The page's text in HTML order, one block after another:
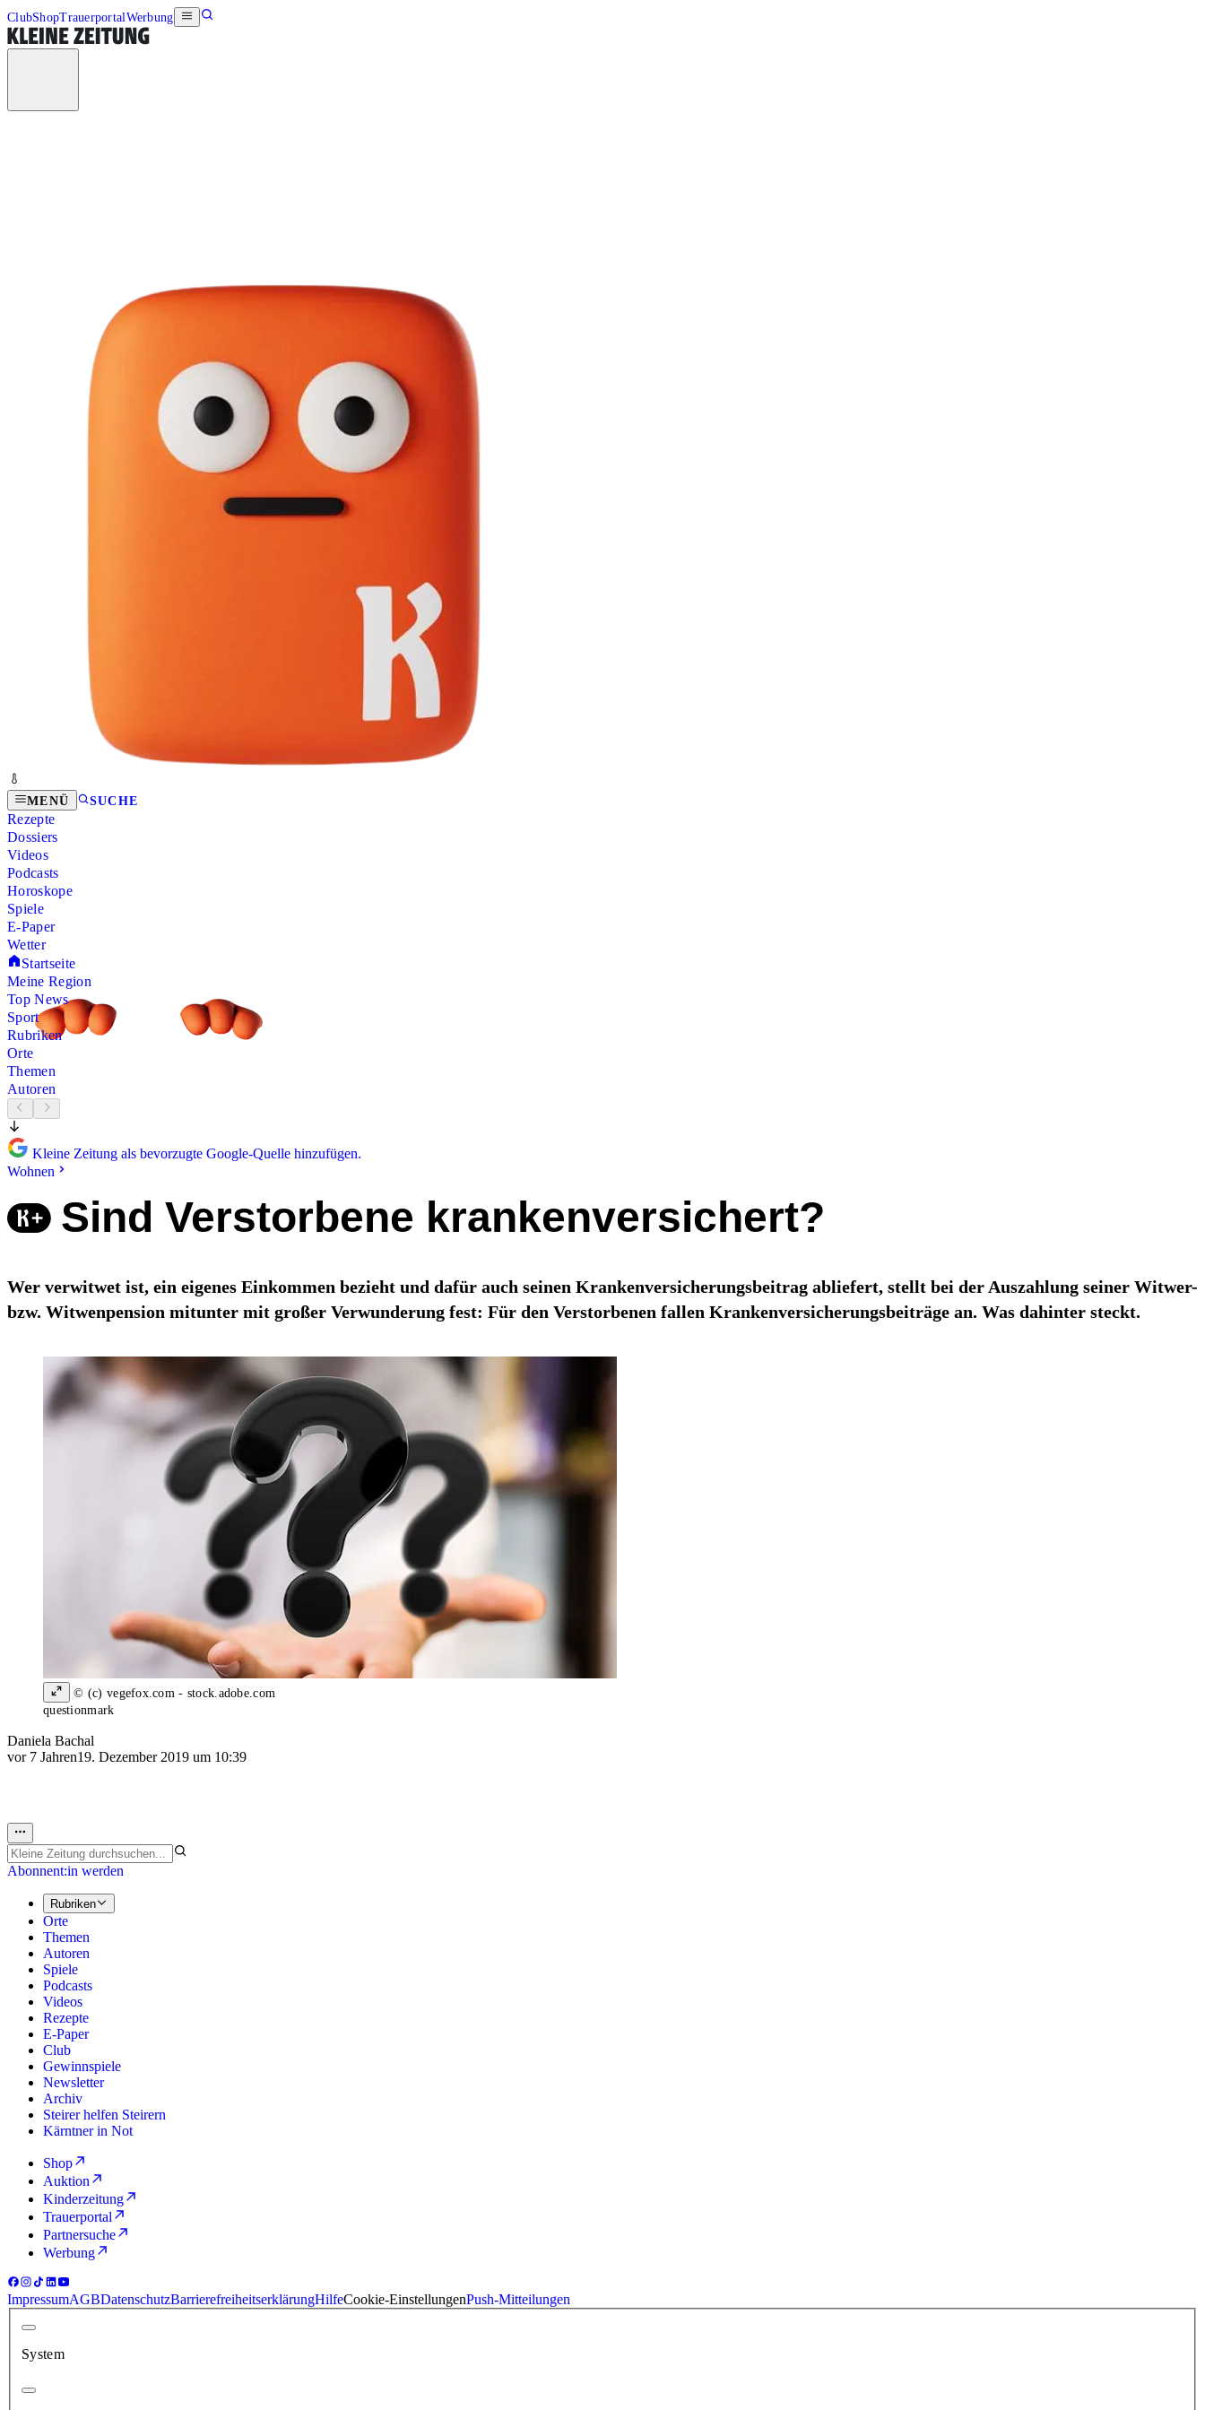
ClubShopTrauerportalWerbung
MENÜ SUCHE
Rezepte
Dossiers
Videos
Podcasts
Horoskope
Spiele
E-Paper
Wetter
Startseite
Meine Region
Top News
Sport
Rubriken
Orte
Themen
Autoren
Kleine Zeitung als bevorzugte Google-Quelle hinzufügen.
Wohnen
Sind Verstorbene krankenversichert?
Wer verwitwet ist, ein eigenes Einkommen bezieht und dafür auch seinen Krankenversicherungsbeitrag abliefert, stellt bei der Auszahlung seiner Witwer-
bzw. Witwenpension mitunter mit großer Verwunderung fest: Für den Verstorbenen fallen Krankenversicherungsbeiträge an. Was dahinter steckt.
© (c) vegefox.com - stock.adobe.com
questionmark
Daniela Bachal
vor 7 Jahren19. Dezember 2019 um 10:39
Abonnent:in werden
Rubriken
Orte
Themen
Autoren
Spiele
Podcasts
Videos
Rezepte
E-Paper
Club
Gewinnspiele
Newsletter
Archiv
Steirer helfen Steirern
Kärntner in Not
Shop
Auktion
Kinderzeitung
Trauerportal
Partnersuche
Werbung
ImpressumAGBDatenschutzBarrierefreiheitserklärungHilfeCookie-EinstellungenPush-Mitteilungen
System